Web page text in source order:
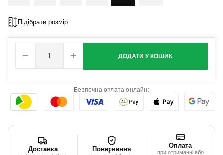
Підібрати розмір
ДОДАТИ У КОШИК
Безпечна оплата онлайн:
Доставка Повернення Оплата
при отриманні або